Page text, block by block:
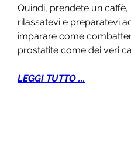
Quindi, prendete un caffè,
rilassatevi e preparatevi
imparare come
prostatite come dei veri
LEGGI TUTTO ...